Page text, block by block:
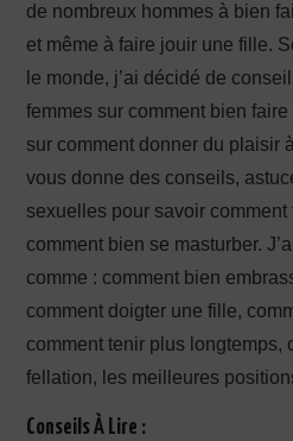
de nombreux hommes à bien
et même à faire jouir une fille.
le monde, j’ai décidé de
femmes sur comment bien faire
sur comment donner du plaisir
vous donne des conseils,
sexuelles pour savoir comment
comment bien se masturber.
comme : comment bien
comment doigter une fille,
comment tenir plus longtemps,
fellation, les meilleures
Conseils À Lire :